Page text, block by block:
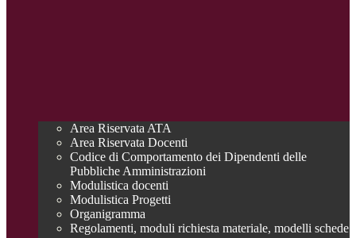
Area Riservata ATA
Area Riservata Docenti
Codice di Comportamento dei Dipendenti delle
Pubbliche Amministrazioni
Modulistica docenti
Modulistica Progetti
Organigramma
Regolamenti, moduli richiesta materiale, modelli schede